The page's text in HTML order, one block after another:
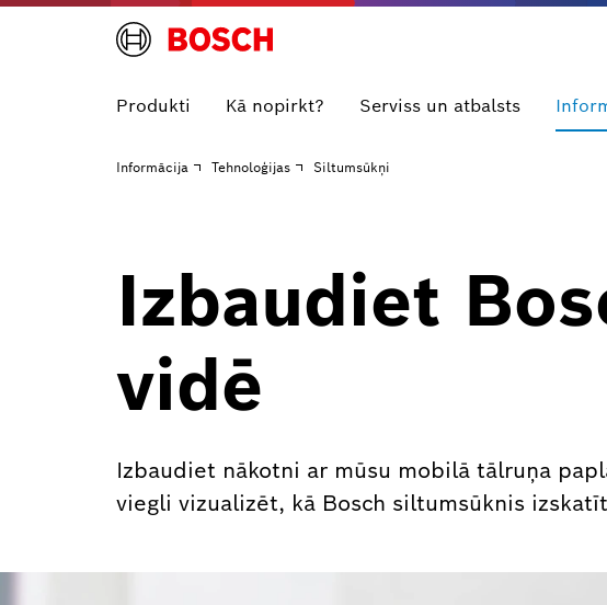
Produkti Kā nopirkt? Serviss un atbalsts
Informācija Tehnoloģijas Siltumsūkņi
Izbaudiet
vidē
Izbaudiet nākotni ar mūsu mobilā tālruņa
viegli vizualizēt, kā Bosch siltumsūknis